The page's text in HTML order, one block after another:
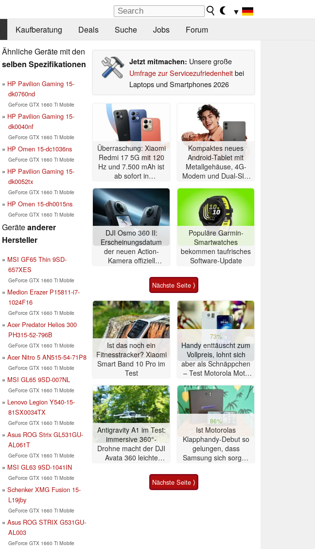
▼
Kaufberatung Deals Suche Jobs Forum
Ähnliche Geräte mit den
selben Spezifikationen
HP Pavilion Gaming 15-
dk0760nd
GeForce GTX 1660 Ti Mobile
HP Pavilion Gaming 15-
dk0040nf
GeForce GTX 1660 Ti Mobile
HP Omen 15-dc1036ns
GeForce GTX 1660 Ti Mobile
HP Pavilion Gaming 15-
dk0052tx
GeForce GTX 1660 Ti Mobile
HP Omen 15-dh0015ns
GeForce GTX 1660 Ti Mobile
Geräteanderer
Hersteller
MSI GF65 Thin 9SD-
657XES
GeForce GTX 1660 Ti Mobile
Medion Erazer P15811-i7-
1024F16
GeForce GTX 1660 Ti Mobile
Acer Predator Helios 300
PH315-52-796B
GeForce GTX 1660 Ti Mobile
Acer Nitro 5 AN515-54-71P8
GeForce GTX 1660 Ti Mobile
MSI GL65 9SD-007NL
GeForce GTX 1660 Ti Mobile
Lenovo Legion Y540-15-
81SX0034TX
GeForce GTX 1660 Ti Mobile
Asus ROG Strix GL531GU-
AL061T
GeForce GTX 1660 Ti Mobile
MSI GL63 9SD-1041IN
GeForce GTX 1660 Ti Mobile
Schenker XMG Fusion 15-
L19jby
GeForce GTX 1660 Ti Mobile
Asus ROG STRIX G531GU-
AL003
GeForce GTX 1660 Ti Mobile
Jetzt mitmachen: Unsere große
Umfrage zur Servicezufriedenheitbei
Laptops und Smartphones 2026
Überraschung: Xiaomi
Redmi 17 5G mit 120
Hz und 7.500 mAh ist
ab sofort in
Kompaktes neues
Android-Tablet mit
Metallgehäuse, 4G-
Modem und Dual-SIM
DJI Osmo 360 II:
Erscheinungsdatum
der neuen Action-
Kamera offiziell
Populäre Garmin-
Smartwatches
bekommen taufrisches
Software-Update
Nächste Seite ⟩
Ist das noch ein
Fitnesstracker? Xiaomi
Smart Band 10 Pro im
Test
73%
Handy enttäuscht zum
Vollpreis, lohnt sich
aber als Schnäppchen
– Test Motorola Moto
Antigravity A1 im Test:
immersive 360°-
Drohne macht der DJI
Avata 360 leichte
86%
Ist Motorolas
Klapphandy-Debut so
gelungen, dass
Samsung sich sorgen
Smartphone im Test
Nächste Seite ⟩